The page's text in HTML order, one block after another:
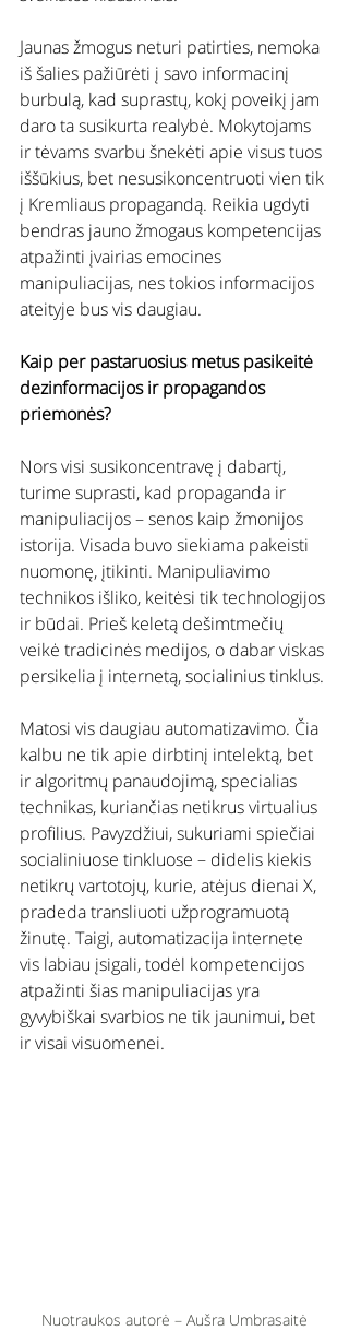
Jaunas žmogus neturi patirties, nemoka
iš šalies pažiūrėti į savo informacinį
burbulą, kad suprastų, kokį poveikį jam
daro ta susikurta realybė. Mokytojams
ir tėvams svarbu šnekėti apie visus tuos
iššūkius, bet nesusikoncentruoti vien tik
į Kremliaus propagandą. Reikia ugdyti
bendras jauno žmogaus kompetencijas
atpažinti įvairias emocines
manipuliacijas, nes tokios informacijos
ateityje bus vis daugiau.
Kaip per pastaruosius metus pasikeitė
dezinformacijos ir propagandos
priemonės?
Nors visi susikoncentravę į dabartį,
turime suprasti, kad propaganda ir
manipuliacijos – senos kaip žmonijos
istorija. Visada buvo siekiama pakeisti
nuomonę, įtikinti. Manipuliavimo
technikos išliko, keitėsi tik technologijos
ir būdai. Prieš keletą dešimtmečių
veikė tradicinės medijos, o dabar viskas
persikelia į internetą, socialinius tinklus.
Matosi vis daugiau automatizavimo. Čia
kalbu ne tik apie dirbtinį intelektą, bet
ir algoritmų panaudojimą, specialias
technikas, kuriančias netikrus virtualius
profilius. Pavyzdžiui, sukuriami spiečiai
socialiniuose tinkluose – didelis kiekis
netikrų vartotojų, kurie, atėjus dienai X,
pradeda transliuoti užprogramuotą
žinutę. Taigi, automatizacija internete
vis labiau įsigali, todėl kompetencijos
atpažinti šias manipuliacijas yra
gyvybiškai svarbios ne tik jaunimui, bet
ir visai visuomenei.
Nuotraukos autorė – Aušra Umbrasaitė